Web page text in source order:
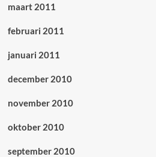
maart 2011
februari 2011
januari 2011
december 2010
november 2010
oktober 2010
september 2010